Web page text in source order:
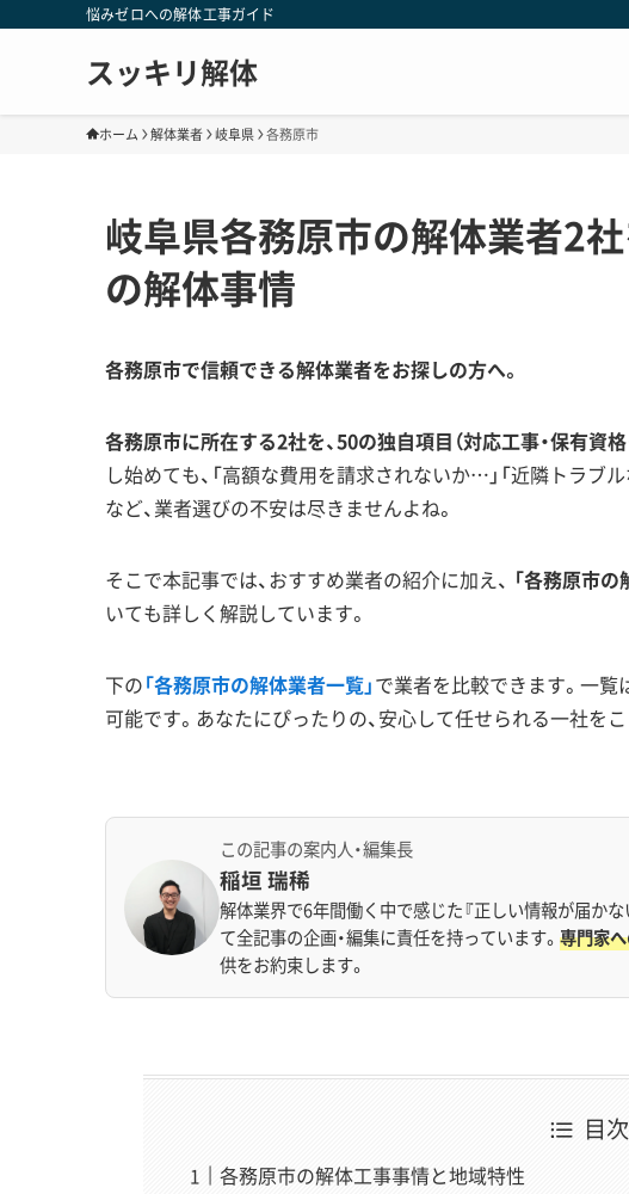
悩みゼロへの解体工事ガイド
スッキリ解体
ホーム 解体業者 岐阜県 各務原市
岐阜県各務原市の解体業者2
の解体事情
各務原市で信頼できる解体業者をお探しの方へ。
各務原市に所在する2社を、50の独自項目（対応工事・保有資
し始めても、「高額な費用を請求されないか…」「近隣トラブ
など、業者選びの不安は尽きませんよね。
そこで本記事では、おすすめ業者の紹介に加え、 「各務原市の
いても詳しく解説しています。
下の「各務原市の解体業者一覧」で業者を比較できます。一覧
可能です。あなたにぴったりの、安心して任せられる一社を
この記事の案内人・編集長
稲垣 瑞稀
解体業界で6年間働く中で感じた『正しい情報が届か
て全記事の企画・編集に責任を持っています。 専門家
供をお約束します。
目次
各務原市の解体工事事情と地域特性